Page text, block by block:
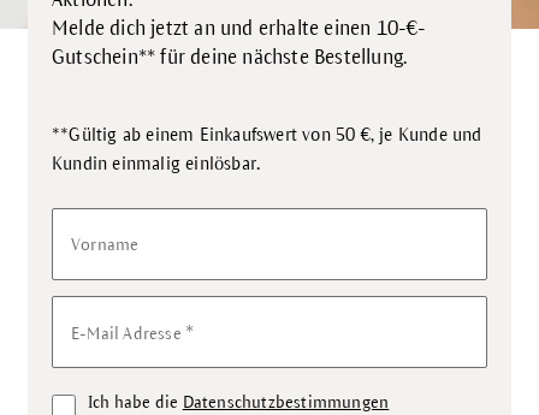
Melde dich jetzt an und erhalte einen 10-€-
Gutschein** für deine nächste Bestellung.
**Gültig ab einem Einkaufswert von 50 €, je Kunde und
Kundin einmalig einlösbar.
Vorname
E-Mail Adresse *
Ich habe die Datenschutzbestimmungen